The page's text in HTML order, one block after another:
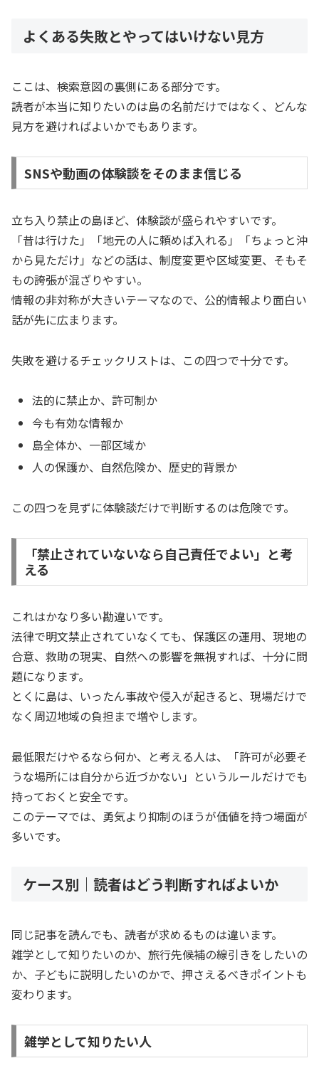
よくある失敗とやってはいけない見方
ここは、検索意図の裏側にある部分です。
読者が本当に知りたいのは島の名前だけではなく、どんな
見方を避ければよいかでもあります。
SNSや動画の体験談をそのまま信じる
立ち入り禁止の島ほど、体験談が盛られやすいです。
「昔は行けた」「地元の人に頼めば入れる」「ちょっと沖
から見ただけ」などの話は、制度変更や区域変更、そもそ
もの誇張が混ざりやすい。
情報の非対称が大きいテーマなので、公的情報より面白い
話が先に広まります。
失敗を避けるチェックリストは、この四つで十分です。
法的に禁止か、許可制か
今も有効な情報か
島全体か、一部区域か
人の保護か、自然危険か、歴史的背景か
この四つを見ずに体験談だけで判断するのは危険です。
「禁止されていないなら自己責任でよい」と考
える
これはかなり多い勘違いです。
法律で明文禁止されていなくても、保護区の運用、現地の
合意、救助の現実、自然への影響を無視すれば、十分に問
題になります。
とくに島は、いったん事故や侵入が起きると、現場だけで
なく周辺地域の負担まで増やします。
最低限だけやるなら何か、と考える人は、「許可が必要そ
うな場所には自分から近づかない」というルールだけでも
持っておくと安全です。
このテーマでは、勇気より抑制のほうが価値を持つ場面が
多いです。
ケース別｜読者はどう判断すればよいか
同じ記事を読んでも、読者が求めるものは違います。
雑学として知りたいのか、旅行先候補の線引きをしたいの
か、子どもに説明したいのかで、押さえるべきポイントも
変わります。
雑学として知りたい人